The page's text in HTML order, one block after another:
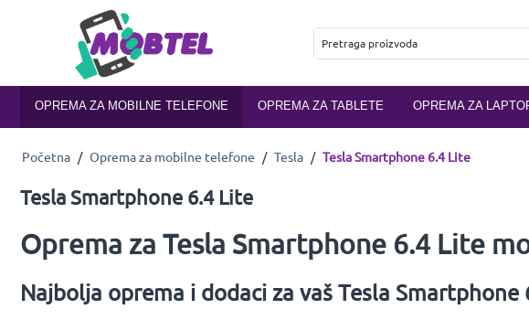
OPREMA ZA MOBILNE TELEFONE OPREMA ZA TABLETE OPREMA ZA
Početna / Oprema za mobilne telefone / Tesla / Tesla Smartphone 6.4 Lite
Tesla Smartphone 6.4 Lite
Oprema za Tesla Smartphone 6.4 Lite
Najbolja oprema i dodaci za vaš Tesla Smartphone